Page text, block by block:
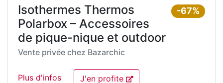
-67%
Isothermes Thermos
Polarbox – Accessoires
de pique-nique et outdoor
Vente privée chez Bazarchic
Plus d'infos J'en profite